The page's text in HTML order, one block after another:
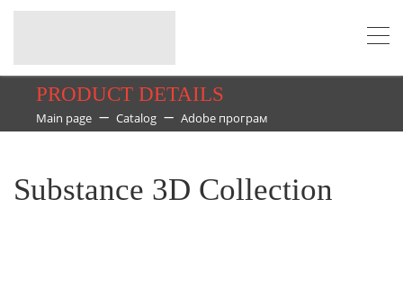
PRODUCT DETAILS
Main page Catalog Adobe програм
Substance 3D Collection